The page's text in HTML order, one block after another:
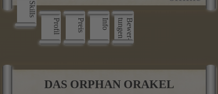
Skills
Profil
Preis Info B
e
w
e
r
­
t
u
n
g
e
n
DAS ORPHAN ORAKEL